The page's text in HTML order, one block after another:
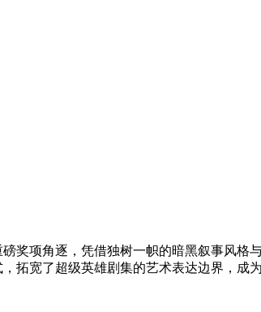
奖项角逐，凭借独树一帜的暗黑叙事风格
拓宽了超级英雄剧集的艺术表达边界，成